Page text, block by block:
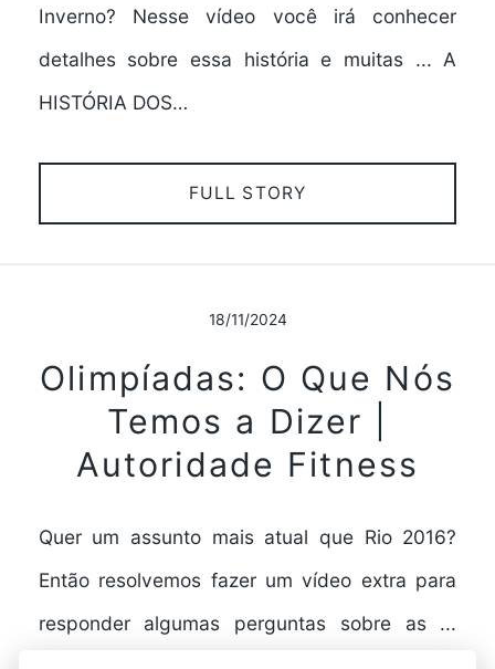
Inverno? Nesse vídeo você irá conhecer
detalhes sobre essa história e muitas ... A
HISTÓRIA DOS…
FULL STORY
18/11/2024
Olimpíadas: O Que Nós
Temos a Dizer |
Autoridade Fitness
Quer um assunto mais atual que Rio 2016?
Então resolvemos fazer um vídeo extra para
responder algumas perguntas sobre as ...